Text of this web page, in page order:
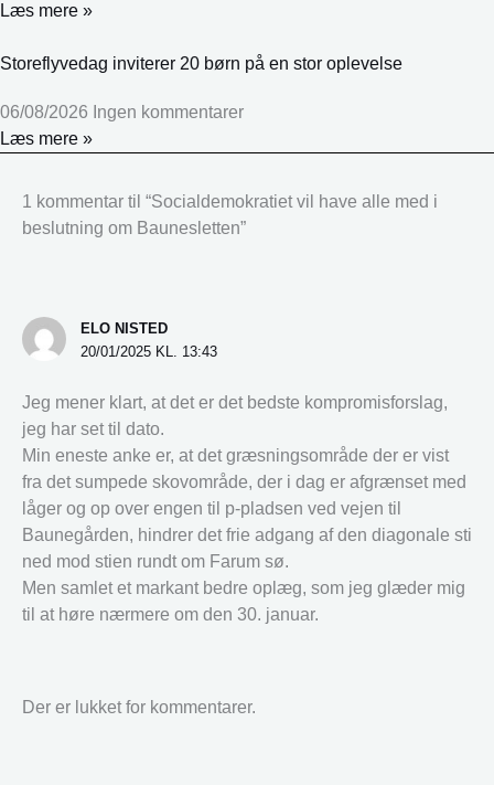
Læs mere »
Storeflyvedag inviterer 20 børn på en stor oplevelse
06/08/2026 Ingen kommentarer
Læs mere »
1 kommentar til “Socialdemokratiet vil have alle med i
beslutning om Baunesletten”
ELO NISTED
20/01/2025 KL. 13:43
Jeg mener klart, at det er det bedste kompromisforslag,
jeg har set til dato.
Min eneste anke er, at det græsningsområde der er vist
fra det sumpede skovområde, der i dag er afgrænset med
låger og op over engen til p-pladsen ved vejen til
Baunegården, hindrer det frie adgang af den diagonale sti
ned mod stien rundt om Farum sø.
Men samlet et markant bedre oplæg, som jeg glæder mig
til at høre nærmere om den 30. januar.
Der er lukket for kommentarer.